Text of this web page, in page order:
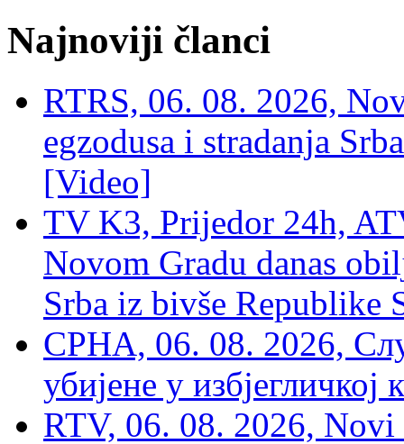
Najnoviji članci
RTRS, 06. 08. 2026,
egzodusa i stradanja
[Video]
TV K3, Prijedor 24h,
Novom Gradu danas
Srba iz bivše Republike
СРНА, 06. 08. 2026,
убијене у избјегличкој
RTV, 06. 08. 2026, Novi